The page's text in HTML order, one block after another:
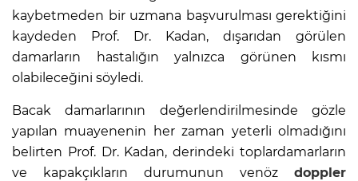
kaybetmeden bir uzmana başvurulması gerektiğini
kaydeden Prof. Dr. Kadan, dışarıdan görülen
damarların hastalığın yalnızca görünen kısmı
olabileceğini söyledi.
Bacak damarlarının değerlendirilmesinde gözle
yapılan muayenenin her zaman yeterli olmadığını
belirten Prof. Dr. Kadan, derindeki toplardamarların
ve kapakçıkların durumunun venöz doppler